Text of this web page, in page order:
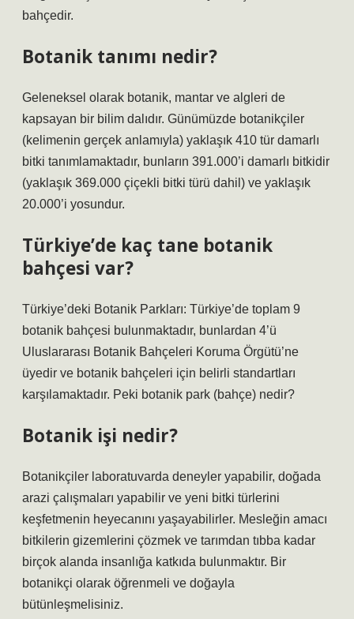
bahçedir.
Botanik tanımı nedir?
Geleneksel olarak botanik, mantar ve algleri de
kapsayan bir bilim dalıdır. Günümüzde botanikçiler
(kelimenin gerçek anlamıyla) yaklaşık 410 tür damarlı
bitki tanımlamaktadır, bunların 391.000’i damarlı bitkidir
(yaklaşık 369.000 çiçekli bitki türü dahil) ve yaklaşık
20.000’i yosundur.
Türkiye’de kaç tane botanik
bahçesi var?
Türkiye’deki Botanik Parkları: Türkiye’de toplam 9
botanik bahçesi bulunmaktadır, bunlardan 4’ü
Uluslararası Botanik Bahçeleri Koruma Örgütü’ne
üyedir ve botanik bahçeleri için belirli standartları
karşılamaktadır. Peki botanik park (bahçe) nedir?
Botanik işi nedir?
Botanikçiler laboratuvarda deneyler yapabilir, doğada
arazi çalışmaları yapabilir ve yeni bitki türlerini
keşfetmenin heyecanını yaşayabilirler. Mesleğin amacı
bitkilerin gizemlerini çözmek ve tarımdan tıbba kadar
birçok alanda insanlığa katkıda bulunmaktır. Bir
botanikçi olarak öğrenmeli ve doğayla
bütünleşmelisiniz.